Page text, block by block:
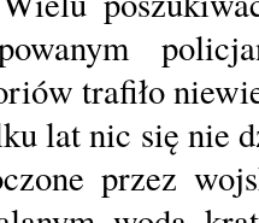
trafiło
lat nic się nie
przez